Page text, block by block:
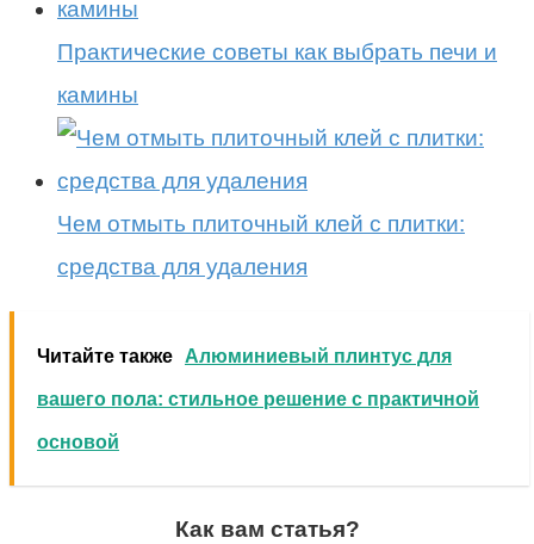
Практические советы как выбрать печи и
камины
Чем отмыть плиточный клей с плитки:
средства для удаления
Читайте также Алюминиевый плинтус для
вашего пола: стильное решение с практичной
основой
Как вам статья?